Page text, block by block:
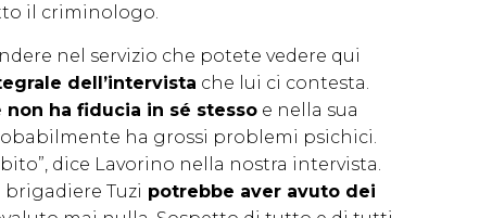
il criminologo.
nel servizio che potete vedere qui
dell’intervista che lui ci contesta.
non ha fiducia in sé stesso e nella sua
ha grossi problemi psichici.
dice Lavorino nella nostra intervista.
Tuzi potrebbe aver avuto dei